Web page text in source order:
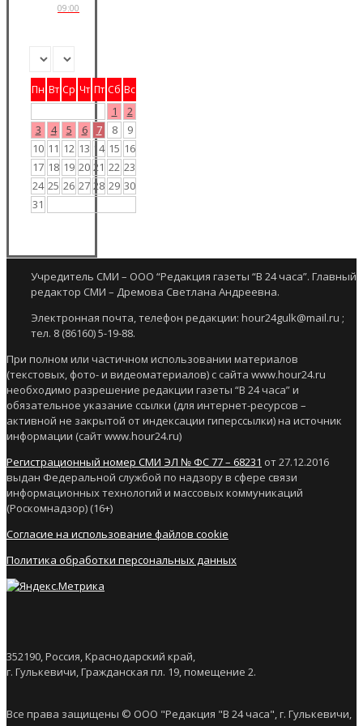
09:00
Пн Вт Ср Чт Пт Сб Вс
1
2
3
4 5 6 7 8
9
10 11 12 13 14 15 16
17 18 19 20 21 22 23
24 25 26 27 28 29 30
31
Учредитель СМИ – ООО “Редакция газеты “В 24 часа”. Главный
редактор СМИ – Дремова Светлана Андреевна.
Электронная почта, телефон редакции: hour24gulk@mail.ru ;
тел. 8 (86160) 5-19-88.
При полном или частичном использовании материалов
(текстовых, фото- и видеоматериалов) с сайта www.hour24.ru
необходимо разрешение редакции газеты “В 24 часа” и
обязательное указание ссылки (для интернет-ресурсов –
активной не закрытой от индексации гиперссылки) на источник
информации (сайт www.hour24.ru)
Регистрационный номер СМИ ЭЛ № ФС 77 – 68231 от 27.12.2016
выдан Федеральной службой по надзору в сфере связи
информационных технологий и массовых коммуникаций
(Роскомнадзор) (16+)
Согласие на использование файлов cookie
Политика обработки персональных данных
352190, Россия, Краснодарский край,
г. Гулькевичи, Гражданская пл. 19, помещение 2.
Все права защищены © ООО "Редакция "В 24 часа", г. Гулькевичи,